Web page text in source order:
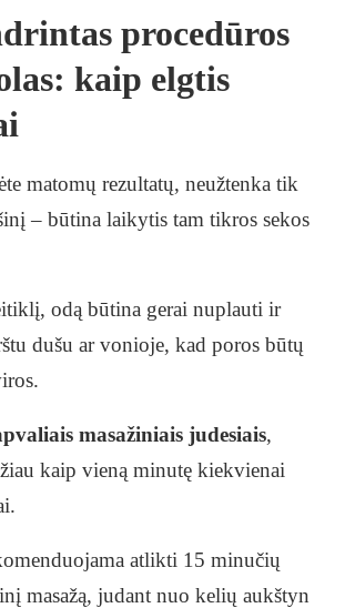
procedūros
kaip elgtis
matomų rezultatų, neužtenka tik
– būtina laikytis tam tikros sekos
odą būtina gerai nuplauti ir
dušu ar vonioje, kad poros būtų
masažiniais judesiais,
kaip vieną minutę kiekvienai
atlikti 15 minučių
masažą, judant nuo kelių aukštyn